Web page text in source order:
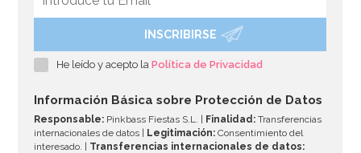
INSCRIBIRSE
He leído y acepto laPolítica de Privacidad
Información Básica sobre Protección de Datos
Responsable: Pinkbass Fiestas S.L. | Finalidad: Transferencias
internacionales de datos |
Legitimación: Consentimiento del
interesado. | Transferencias internacionales de datos: